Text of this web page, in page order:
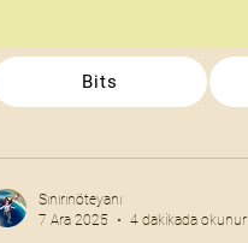
Bits
Sınırınöteyanı
7 Ara 2025
4 dakikada okunur